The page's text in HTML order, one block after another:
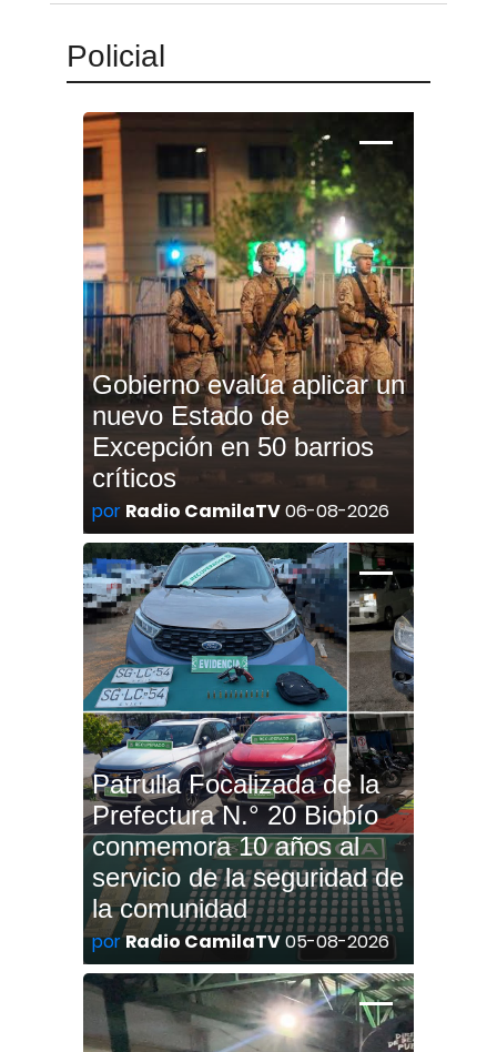
Policial
Gobierno evalúa aplicar un
nuevo Estado de
Excepción en 50 barrios
críticos
por Radio CamilaTV06-08-2026
Patrulla Focalizada de la
Prefectura N.° 20 Biobío
conmemora 10 años al
servicio de la seguridad de
la comunidad
porRadio CamilaTV05-08-2026